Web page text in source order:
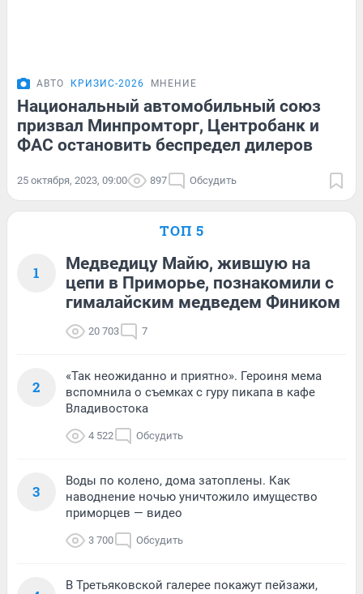
АВТО КРИЗИС-2026 МНЕНИЕ
Национальный автомобильный союз
призвал Минпромторг, Центробанк и
ФАС остановить беспредел дилеров
25 октября, 2023, 09:00 897 Обсудить
ТОП 5
1
Медведицу Майю, жившую на
цепи в Приморье, познакомили с
гималайским медведем Фиником
20 703 7
2
«Так неожиданно и приятно». Героиня мема
вспомнила о съемках с гуру пикапа в кафе
Владивостока
4 522 Обсудить
3
Воды по колено, дома затоплены. Как
наводнение ночью уничтожило имущество
приморцев — видео
3 700 Обсудить
В Третьяковской галерее покажут пейзажи,